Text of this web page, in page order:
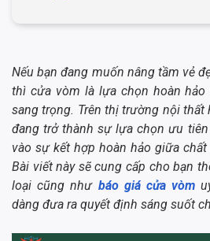
Nếu bạn đang muốn nâng tầm vẻ
thì cửa vòm là lựa chọn hoàn
sang trọng. Trên thị trường nội thất
đang trở thành sự lựa chọn ưu
vào sự kết hợp hoàn hảo giữa
Bài viết này sẽ cung cấp cho bạn
loại cũng như báo giá cửa vòm
dàng đưa ra quyết định sáng suốt